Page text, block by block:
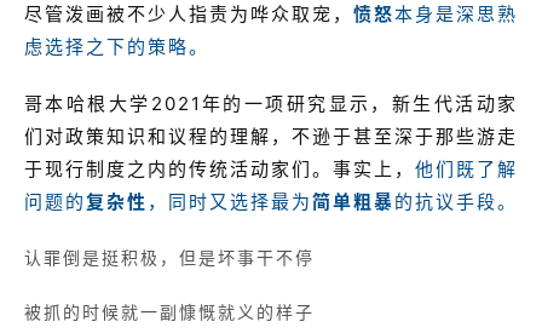
尽管泼画被不少人指责为哗众取宠， 愤怒本身是深思熟
虑选择之下的策略。
哥本哈根大学2021年的一项研究显示，新生代活动家
们对政策知识和议程的理解，不逊于甚至深于那些游走
于现行制度之内的传统活动家们。事实上， 他们既了解
问题的复杂性 ，同时又选择最为简单粗暴的抗议手段。
认罪倒是挺积极，但是坏事干不停
被抓的时候就一副慷慨就义的样子